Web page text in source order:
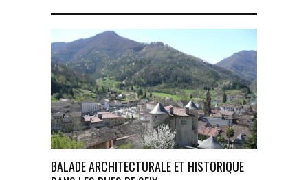
BALADE ARCHITECTURALE ET HISTORIQUE